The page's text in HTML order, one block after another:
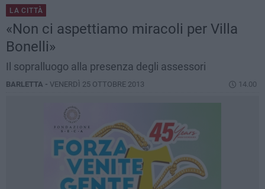
LA CITTÀ
«Non ci aspettiamo miracoli per Villa
Bonelli»
Il sopralluogo alla presenza degli assessori
BARLETTA - VENERDÌ 25 OTTOBRE 2013 14.00